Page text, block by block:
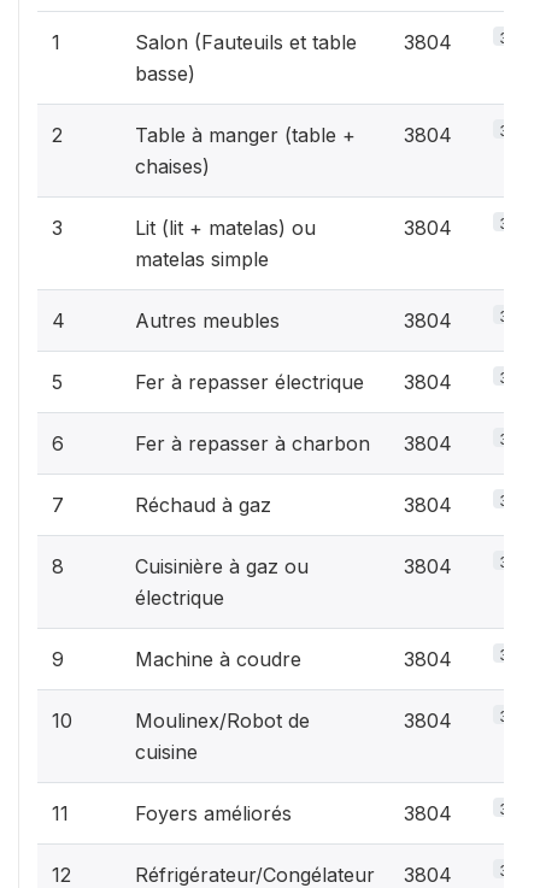
1
Salon (Fauteuils et table
basse)
3804 3.2%
2
Table à manger (table +
chaises)
3804 3.2%
3
Lit (lit + matelas) ou
matelas simple
3804 3.2%
4 Autres meubles 3804 3.2%
5 Fer à repasser électrique 3804 3.2%
6 Fer à repasser à charbon 3804 3.2%
7 Réchaud à gaz 3804 3.2%
8
Cuisinière à gaz ou
électrique
3804 3.2%
9 Machine à coudre 3804 3.2%
10
Moulinex/Robot de
cuisine
3804 3.2%
11 Foyers améliorés 3804 3.2%
12 Réfrigérateur/Congélateur 3804 3.2%